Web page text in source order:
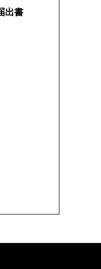
出書